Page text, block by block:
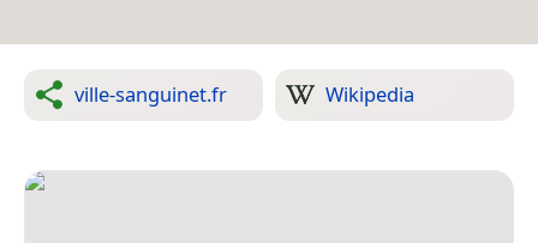
ville-sanguinet.fr Wikipedia